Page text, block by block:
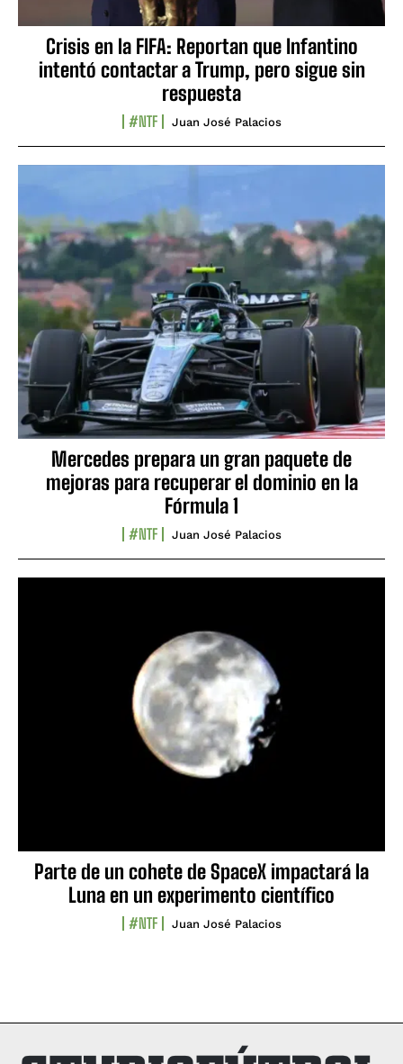
Crisis en la FIFA: Reportan que Infantino
intentó contactar a Trump, pero sigue sin
respuesta
#NTF Juan José Palacios
Mercedes prepara un gran paquete de
mejoras para recuperar el dominio en la
Fórmula 1
#NTF Juan José Palacios
Parte de un cohete de SpaceX impactará la
Luna en un experimento científico
#NTF Juan José Palacios